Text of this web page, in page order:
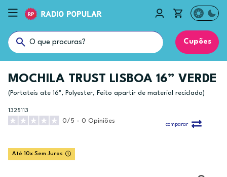
Cupões
MOCHILA TRUST LISBOA 16” VERDE
(Portateis ate 16", Polyester, Feito apartir de material reciclado)
1325113
0/5 - 0 Opiniões
comparar
Até 10x Sem Juros